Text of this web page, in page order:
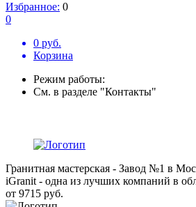
Избранное: 0
0
0 руб.
Корзина
Режим работы:
См. в разделе "Контакты"
Гранитная мастерская - Завод №1 в
iGranit - одна из лучших компаний в
от 9715 руб.